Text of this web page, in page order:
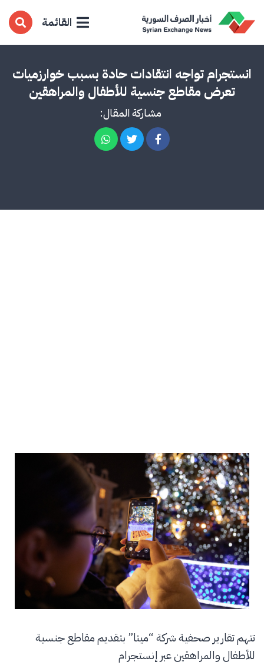
القائمة
انستجرام تواجه انتقادات حادة بسبب خوارزميات
تعرض مقاطع جنسية للأطفال والمراهقين
مشاركة المقال:
تتهم تقارير صحفية شركة “ميتا” بتقديم مقاطع جنسية
للأطفال والمراهقين عبر إنستجرام